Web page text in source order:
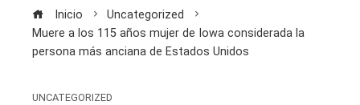
Inicio
Uncategorized
Muere a los 115 años mujer de Iowa considerada la
persona más anciana de Estados Unidos
UNCATEGORIZED